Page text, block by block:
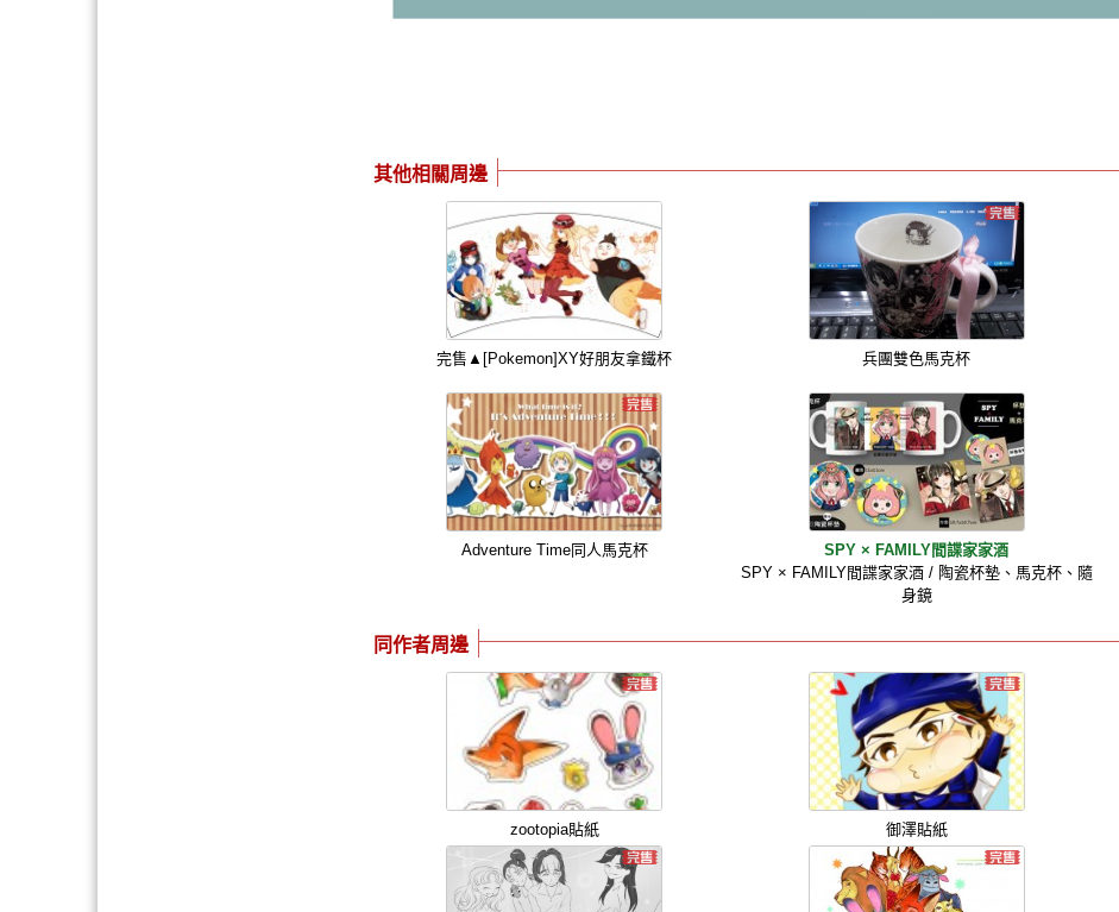
其他相關周邊
完售▲[Pokemon]XY好朋友拿鐵杯 兵團雙色馬克杯
Adventure Time同人馬克杯
SPY × FAMILY間諜家家酒
SPY × FAMILY間諜家家酒 / 陶瓷杯墊、馬克杯、隨
身鏡
同作者周邊
zootopia貼紙 御澤貼紙